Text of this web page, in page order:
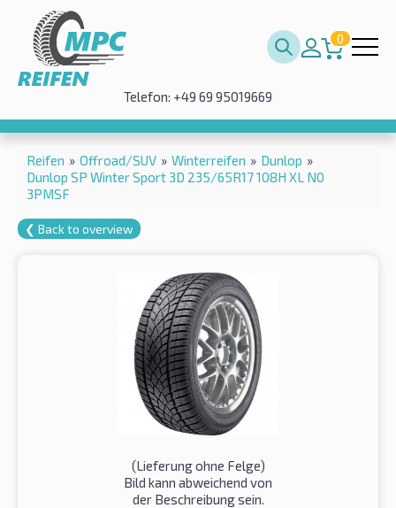
0
Telefon: +49 69 95019669
Reifen » Offroad/SUV » Winterreifen » Dunlop »
Dunlop SP Winter Sport 3D 235/65R17 108H XL N0
3PMSF
❮ Back to overview
(Lieferung ohne Felge)
Bild kann abweichend von
der Beschreibung sein.